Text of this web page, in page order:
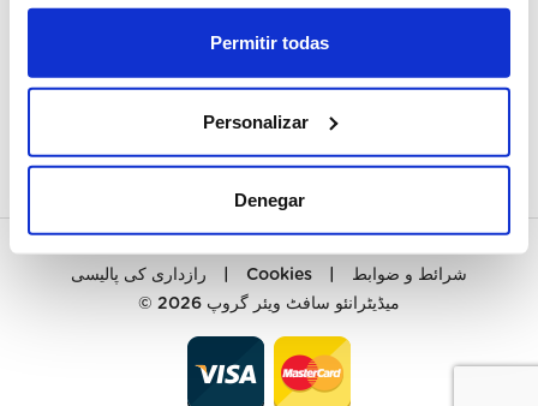
Permitir todas
Personalizar
Denegar
رابطہ
PREGUNTAS FRECUENTES
رازداری کی پالیسی Cookies
شرائط و ضوابط
© 2026 میڈیٹرانئو سافٹ ویئر گروپ